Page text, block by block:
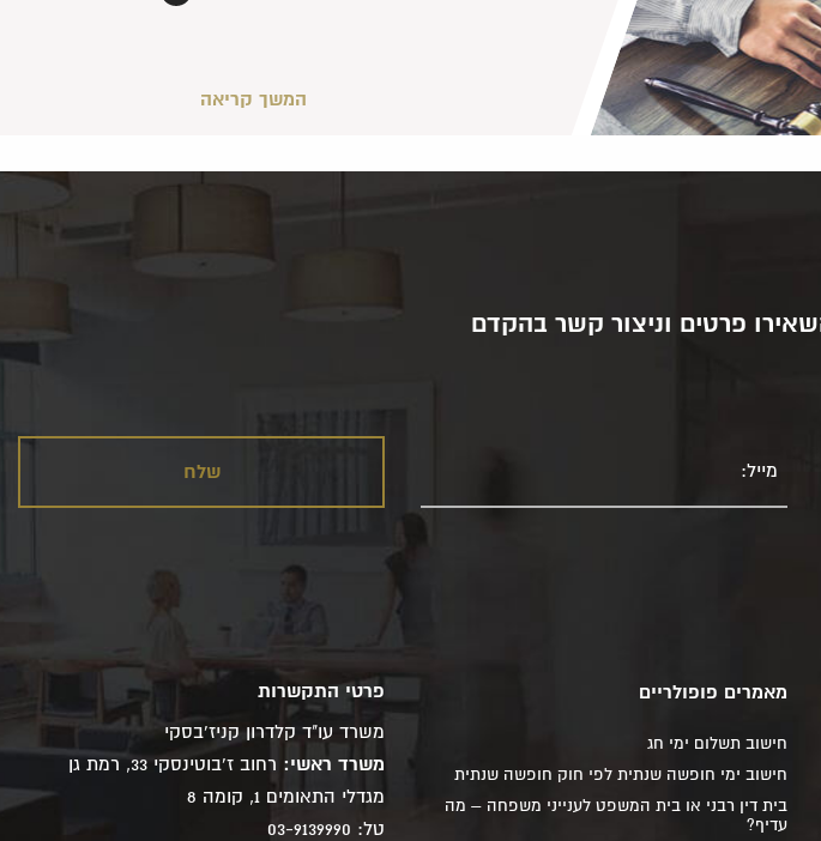
המשך קריאה
פרטים וניצור קשר בהקדם
מאמרים פופולריים
חישוב תשלום ימי חג
חישוב ימי חופשה שנתית לפי חוק חופשה שנתית
בית דין רבני או בית המשפט לענייני משפחה – מה
עדיף?
פרטי התקשרות
משרד עו"ד קלדרון קניז'בסקי
משרד ראשי: רחוב ז'בוטינסקי 33, רמת גן
מגדלי התאומים 1, קומה 8
טל: 03-9139990